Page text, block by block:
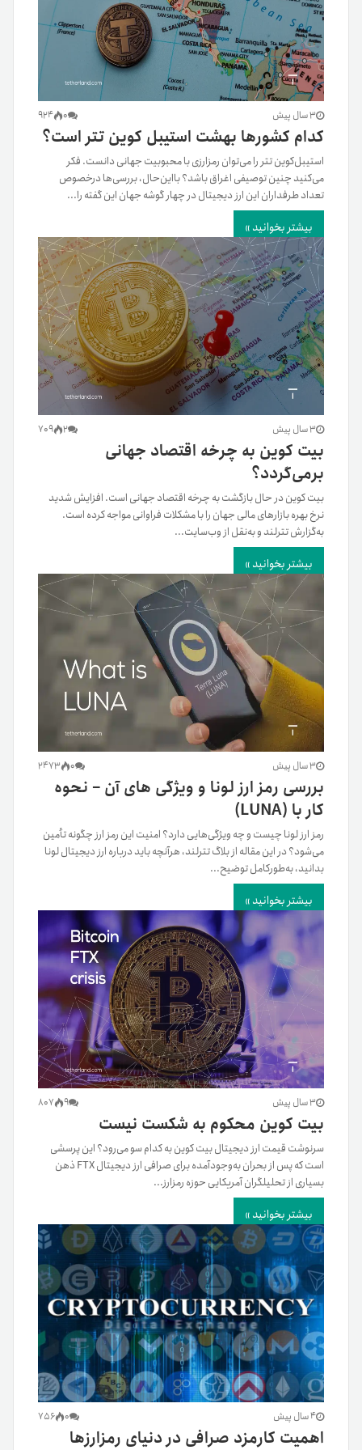
3 سال پیش 0
924
کدام کشورها بهشت استیبل‌ کوین تتر است؟
استیبل‌کوین تتر را می‌توان رمزارزی با محبوبیت جهانی دانست. فکر
می‌کنید چنین توصیفی اغراق باشد؟ بااین‌حال، بررسی‌ها در‌خصوص
تعداد طرفداران این ارز دیجیتال در چهار گوشه جهان این گفته را...
بیشتر بخوانید »
3 سال پیش 2
709
بیت کوین به چرخه اقتصاد جهانی
بر‌می‌گردد؟
بیت‌ کوین در حال بازگشت به چرخه اقتصاد جهانی است. افزایش شدید
نرخ بهره بازارهای مالی جهان را با مشکلات فراوانی مواجه کرده است.
به‌گزارش تترلند و به‌نقل از وب‌سایت...
بیشتر بخوانید »
3 سال پیش 0
2473
بررسی رمز ارز لونا و ویژگی های آن – نحوه
کار با (LUNA)
رمز ارز لونا چیست و چه ویژگی‌هایی دارد؟ امنیت این رمز ارز چگونه تأمین
می‌شود؟ در این مقاله از بلاگ تترلند، هرآنچه باید درباره ارز دیجیتال لونا
بدانید، به‌طورکامل توضیح...
بیشتر بخوانید »
3 سال پیش 9
807
بیت کوین محکوم به شکست نیست
سرنوشت قیمت ارز دیجیتال بیت کوین به کدام سو می‌رود؟ این پرسشی
است که پس از بحران به‌وجودآمده برای صرافی ارز دیجیتال FTX ذهن
بسیاری از تحلیلگران آمریکایی حوزه رمزارز...
بیشتر بخوانید »
4 سال پیش 0
756
اهمیت کارمزد صرافی در دنیای رمزارزها